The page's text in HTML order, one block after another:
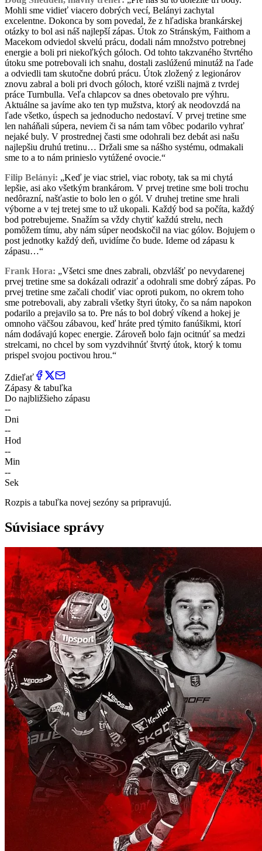
Mohli sme vidieť viacero dobrých vecí, Belányi zachytal
excelentne. Dokonca by som povedal, že z hľadiska brankárskej
otázky to bol asi náš najlepší zápas. Útok zo Stránským, Faithom a
Macekom odviedol skvelú prácu, dodali nám množstvo potrebnej
energie a boli pri niekoľkých góloch. Od tohto takzvaného štvrtého
útoku sme potrebovali ich snahu, dostali zaslúženú minutáž na ľade
a odviedli tam skutočne dobrú prácu. Útok zložený z legionárov
znovu zabral a boli pri dvoch góloch, ktoré vzišli najmä z tvrdej
práce Turnbulla. Veľa chlapcov sa dnes obetovalo pre výhru.
Aktuálne sa javíme ako ten typ mužstva, ktorý ak neodovzdá na
ľade všetko, úspech sa jednoducho nedostaví. V prvej tretine sme
len naháňali súpera, neviem či sa nám tam vôbec podarilo vyhrať
nejaké buly. V prostrednej časti sme odohrali bez debát asi našu
najlepšiu druhú tretinu… Držali sme sa nášho systému, odmakali
sme to a to nám prinieslo vytúžené ovocie.“
Filip Belányi: „Keď je viac striel, viac roboty, tak sa mi chytá
lepšie, asi ako všetkým brankárom. V prvej tretine sme boli trochu
nedôrazní, našťastie to bolo len o gól. V druhej tretine sme hrali
výborne a v tej tretej sme to už ukopali. Každý bod sa počíta, každý
bod potrebujeme. Snažím sa vždy chytiť každú strelu, nech
pomôžem tímu, aby nám súper neodskočil na viac gólov. Bojujem o
post jednotky každý deň, uvidíme čo bude. Ideme od zápasu k
zápasu…“
Frank Hora: „Všetci sme dnes zabrali, obzvlášť po nevydarenej
prvej tretine sme sa dokázali odraziť a odohrali sme dobrý zápas. Po
prvej tretine sme začali chodiť viac oproti pukom, no okrem toho
sme potrebovali, aby zabrali všetky štyri útoky, čo sa nám napokon
podarilo a prejavilo sa to. Pre nás to bol dobrý víkend a hokej je
omnoho väčšou zábavou, keď hráte pred týmito fanúšikmi, ktorí
nám dodávajú kopec energie. Zároveň bolo fajn ocitnúť sa medzi
strelcami, no chcel by som vyzdvihnúť štvrtý útok, ktorý k tomu
prispel svojou poctivou hrou.“
Zdieľať
Zápasy & tabuľka
Do najbližšieho zápasu
--
Dni
--
Hod
--
Min
--
Sek
Rozpis a tabuľka novej sezóny sa pripravujú.
Súvisiace správy